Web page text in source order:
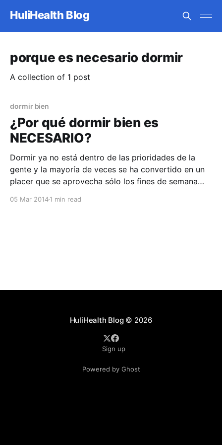
HuliHealth Blog
porque es necesario dormir
A collection of 1 post
dormir bien
¿Por qué dormir bien es
NECESARIO?
Dormir ya no está dentro de las prioridades de la
gente y la mayoría de veces se ha convertido en un
placer que se aprovecha sólo los fines de semana
05 Mar 20141 min read
HuliHealth Blog© 2026
Sign up
Powered by Ghost